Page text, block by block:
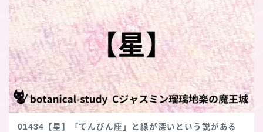
01434【星】「てんびん座」と縁が深いという説がある